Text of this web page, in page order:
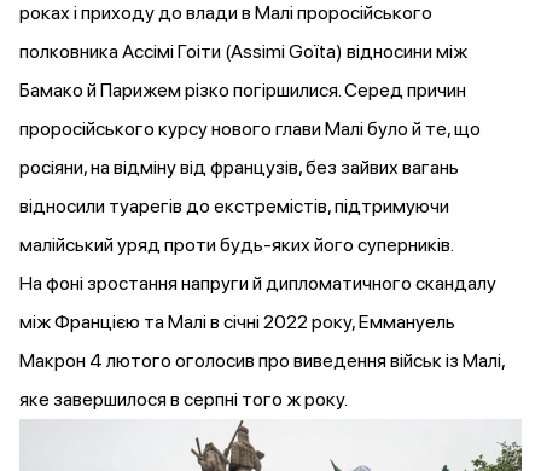
роках і приходу до влади в Малі проросійського
полковника Ассімі Гоіти (Assimi Goïta) відносини між
Бамако й Парижем різко погіршилися. Серед причин
проросійського курсу нового глави Малі було й те, що
росіяни, на відміну від французів, без зайвих вагань
відносили туарегів до екстремістів, підтримуючи
малійський уряд проти будь-яких його суперників.
На фоні зростання напруги йдипломатичного скандалу
між Францією та Малі в січні 2022 року, Еммануель
Макрон 4 лютого оголосив про виведення військ із Малі,
яке завершилосяв серпні того ж року.